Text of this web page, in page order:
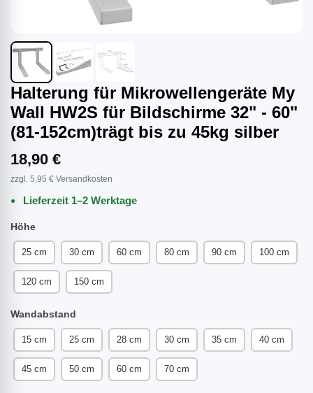
Halterung für Mikrowellengeräte My
Wall HW2S für Bildschirme 32" - 60"
(81-152cm)trägt bis zu 45kg silber
18,90 €
zzgl. 5,95 € Versandkosten
Lieferzeit 1–2 Werktage
Höhe
25 cm 30 cm 60 cm 80 cm 90 cm 100 cm
120 cm 150 cm
Wandabstand
15 cm 25 cm 28 cm 30 cm 35 cm 40 cm
45 cm 50 cm 60 cm 70 cm